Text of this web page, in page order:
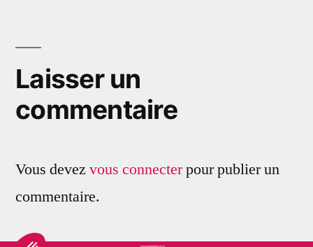
Laisser un
commentaire
Vous devez vous connecterpour publier un
commentaire.